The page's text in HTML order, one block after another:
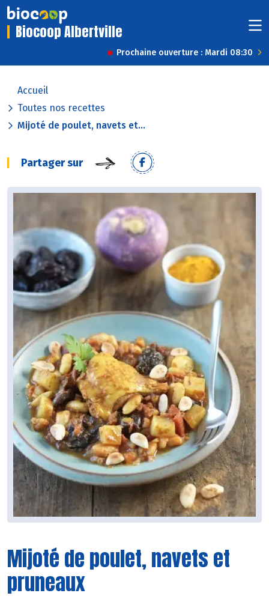
Biocoop Albertville
Prochaine ouverture : Mardi 08:30
Accueil
Toutes nos recettes
Mijoté de poulet, navets et...
Partager sur
Mijoté de poulet, navets et
pruneaux